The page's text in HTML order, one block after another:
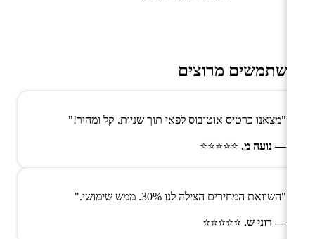
משתמשים מרוצים
"מצאנו כרטיס אוטובוס לפאי תוך שניות. קל ומהיר!"
— נועה מ. ⭐⭐⭐⭐⭐
"השוואת המחירים הצילה לנו 30%. ממש שימושי."
— רוני ש. ⭐⭐⭐⭐⭐